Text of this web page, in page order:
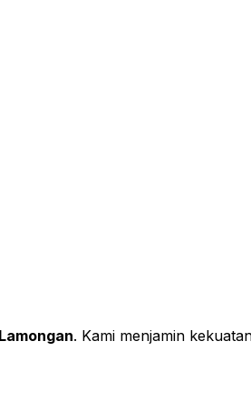
. Kami menjamin